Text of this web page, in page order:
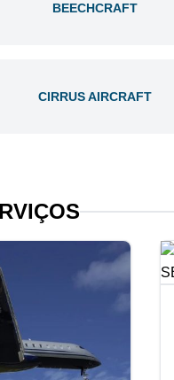
BEECHCRAFT
CIRRUS AIRCRAFT